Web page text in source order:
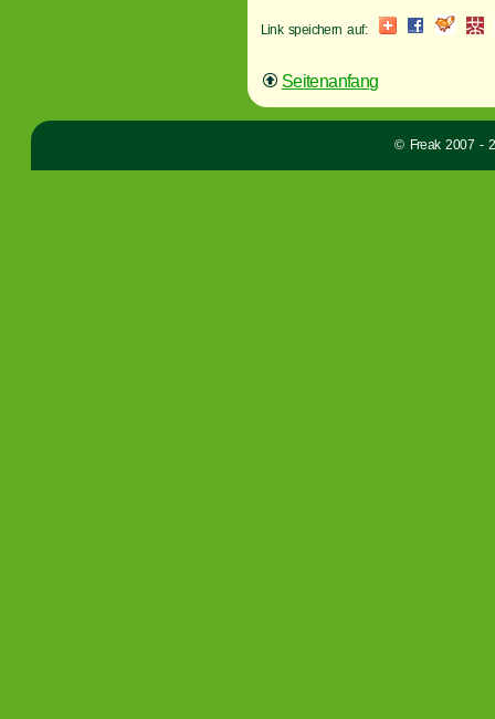
Link speichern auf:
Seitenanfang
© Freak 2007 -